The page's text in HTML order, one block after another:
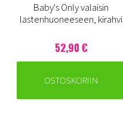
Baby's Only valaisin
lastenhuoneeseen, kirahvi
52,90 €
OSTOSKORIIN